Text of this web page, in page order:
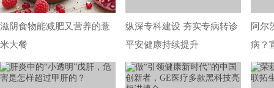
滋阴食物能减肥又营养的薏
米大餐
纵深专科建设 夯实专病转诊
平安健康持续提升
阿尔
病？